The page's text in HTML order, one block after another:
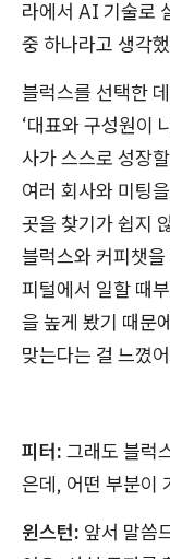
라에서 AI 기술로
중 하나라고 생각
블럭스를 선택한
‘대표와 구성원이
사가 스스로 성장
여러 회사와 미팅
곳을 찾기가 쉽지
블럭스와 커피챗
피털에서 일할 때
을 높게 봤기 때문
맞는다는 걸 느꼈
피터: 그래도 블럭
은데, 어떤 부분이
윈스턴: 앞서 말씀